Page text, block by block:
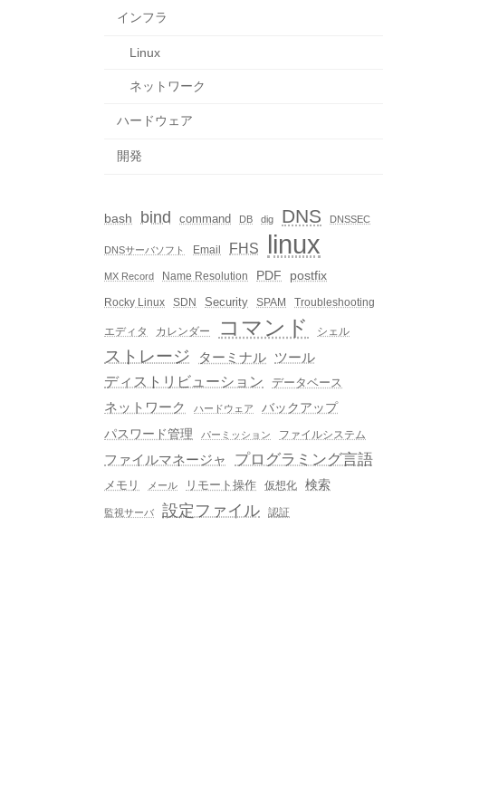
インフラ
Linux
ネットワーク
ハードウェア
開発
bash bind command DB dig DNS DNSSEC
DNSサーバソフト Email FHS linux
MX Record Name Resolution PDF postfix
Rocky Linux SDN Security SPAM Troubleshooting
エディタ カレンダー コマンド シェル
ストレージ ターミナル ツール
ディストリビューション データベース
ネットワーク ハードウェア バックアップ
パスワード管理 パーミッション ファイルシステム
ファイルマネージャ プログラミング言語
メモリ メール リモート操作 仮想化 検索
監視サーバ 設定ファイル 認証